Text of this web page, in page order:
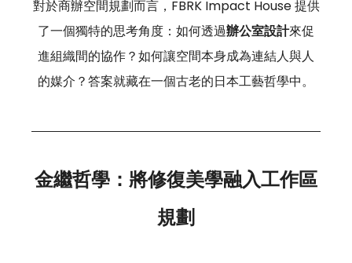
對於商辦空間規劃而言，FBRK Impact House 提供
了一個獨特的思考角度：如何透過辦公室設計來促
進組織間的協作？如何讓空間本身成為連結人與人
的媒介？答案就藏在一個古老的日本工藝哲學中。
金繼哲學：將修復美學融入工作區
規劃